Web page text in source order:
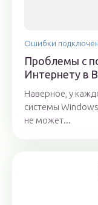
Ошибки
Проблемы с
Интернету в
Наверное, у
системы
не может...